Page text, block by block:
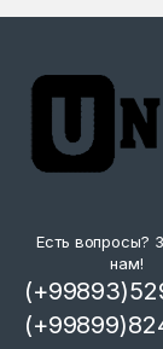
Есть вопросы?
нам!